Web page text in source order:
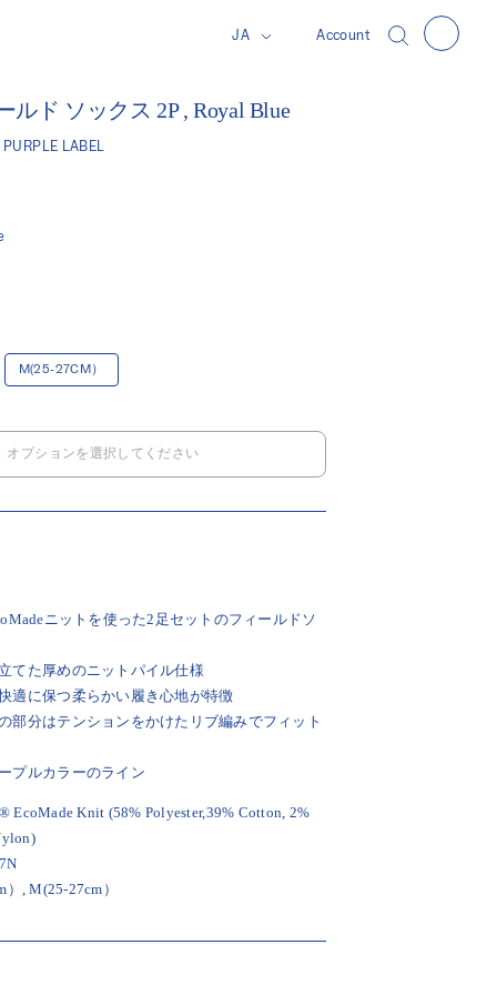
JA Account
ルド ソックス 2P , Royal Blue
LABEL
M(25-27CM）
オプションを選択してください
ニットを使った2足セットのフィールドソ
てた厚めのニットパイル仕様
適に保つ柔らかい履き心地が特徴
部分はテンションをかけたリブ編みでフィット
プルカラーのライン
EcoMade Knit (58% Polyester,39% Cotton, 2%
）, M(25-27cm）